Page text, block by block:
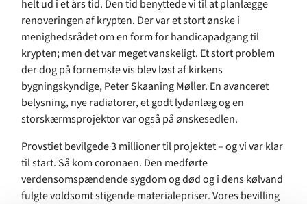
helt ud i et års tid. Den tid benyttede vi til at planlægge
renoveringen af krypten. Der var et stort ønske i
menighedsrådet om en form for handicapadgang til
krypten; men det var meget vanskeligt. Et stort problem
der dog på fornemste vis blev løst af kirkens
bygningskyndige, Peter Skaaning Møller. En avanceret
belysning, nye radiatorer, et godt lydanlæg og en
storskærmsprojektor var også på ønskesedlen.
Provstiet bevilgede 3 millioner til projektet – og vi var klar
til start. Så kom coronaen. Den medførte
verdensomspændende sygdom og død og i dens kølvand
fulgte voldsomt stigende materialepriser. Vores bevilling